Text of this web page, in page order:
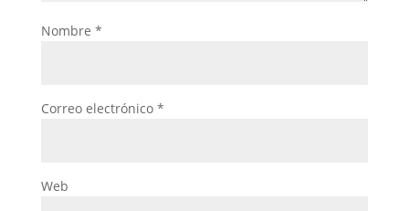
Nombre *
Correo electrónico *
Web